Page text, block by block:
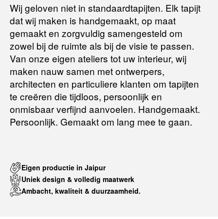
aankoopbedrag zo snel mogelijk terug, maar uiterlijkbinnen 14
dagen na herroeping .
Voor meer informatie kunt u terecht op:
Terugbetalingsbeleid
Wij geloven niet in standaardtapijten. Elk tapijt
dat wij maken is handgemaakt, op maat
gemaakt en zorgvuldig samengesteld om
zowel bij de ruimte als bij de visie te passen.
Van onze eigen ateliers tot uw interieur, wij
maken nauw samen met ontwerpers,
architecten en particuliere klanten om tapijten
te creëren die tijdloos, persoonlijk en
onmisbaar verfijnd aanvoelen. Handgemaakt.
Persoonlijk. Gemaakt om lang mee te gaan.
Eigen productie in Jaipur
Uniek design & volledig maatwerk
Ambacht, kwaliteit & duurzaamheid.